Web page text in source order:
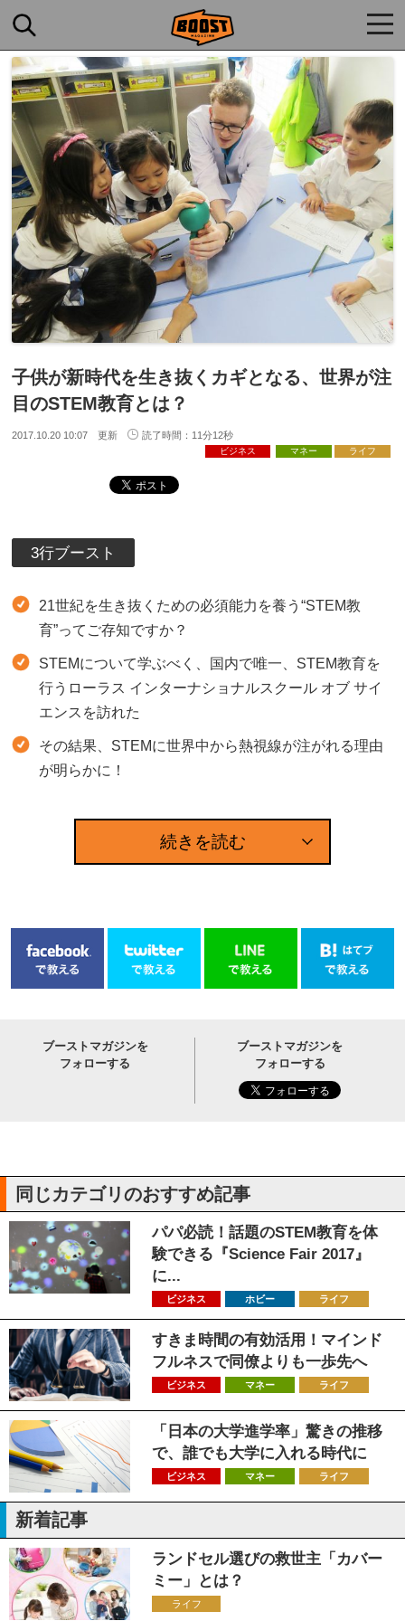
子供が新時代を生き抜くカギとなる、世界が注
目のSTEM教育とは？
2017.10.20 10:07 更新 読了時間：11分12秒
ビジネス マネー ライフ
3行ブースト
21世紀を生き抜くための必須能力を養う“STEM教
育”ってご存知ですか？
STEMについて学ぶべく、国内で唯一、STEM教育を
行うローラス インターナショナルスクール オブ サイ
エンスを訪れた
その結果、STEMに世界中から熱視線が注がれる理由
が明らかに！
続きを読む
ブーストマガジンを
フォローする
ブーストマガジンを
フォローする
同じカテゴリのおすすめ記事
パパ必読！話題のSTEM教育を体
験できる『Science Fair 2017』
に...
ビジネス ホビー ライフ
すきま時間の有効活用！マインド
フルネスで同僚よりも一歩先へ
ビジネス マネー ライフ
「日本の大学進学率」驚きの推移
で、誰でも大学に入れる時代に
ビジネス マネー ライフ
新着記事
ランドセル選びの救世主「カバー
ミー」とは？
ライフ